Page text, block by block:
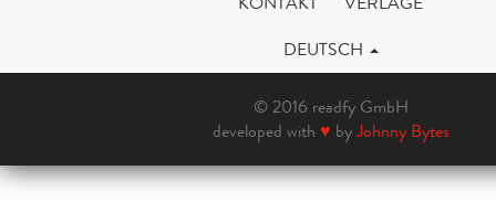
DEUTSCH
© 2016 readfy GmbH
developed with ♥ byJohnny Bytes